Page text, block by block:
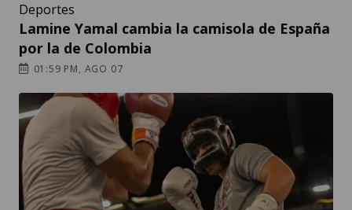
Deportes
Lamine Yamal cambia la camisola de España
por la de Colombia
01:59 PM, AGO 07